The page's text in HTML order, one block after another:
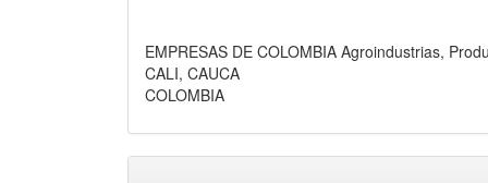
EMPRESAS DE COLOMBIA Agroindustrias,
CALI, CAUCA
COLOMBIA